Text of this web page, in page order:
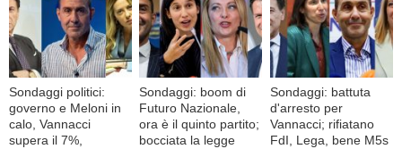
Sondaggi politici:
governo e Meloni in
calo, Vannacci
supera il 7%,
Sondaggi: boom di
Futuro Nazionale,
ora è il quinto partito;
bocciata la legge
Sondaggi: battuta
d'arresto per
Vannacci; rifiatano
FdI, Lega, bene M5s